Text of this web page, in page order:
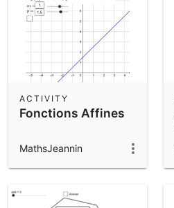
Fonctions Affines
ACTIVITY
MathsJeannin